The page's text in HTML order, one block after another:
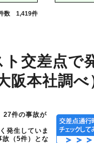
数 1,419件
交差点で
阪本社調べ
27件の事故が
発生していま
故（5件）とな